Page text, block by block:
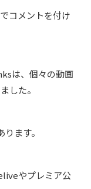
コメントを付け
は、個々の動画
した。
ます。
やプレミア公